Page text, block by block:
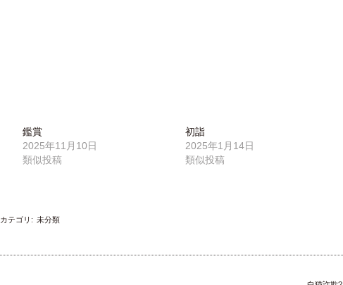
鑑賞
2025年11月10日
類似投稿
初詣
2025年1月14日
類似投稿
カテゴリ: 未分類